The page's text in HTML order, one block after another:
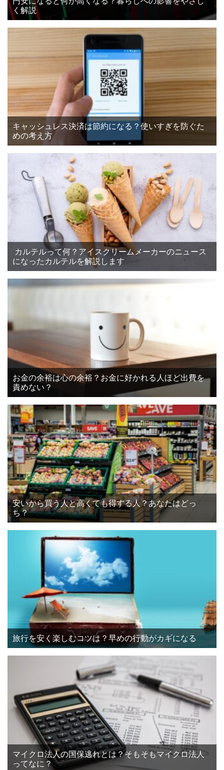
く解説
キャッシュレス決済は節約になる？使いすぎを防ぐた
めの考え方
カルテルって何？アイスクリームメーカーのニュース
になったカルテルを解説します
お金の余裕は心の余裕？お金に好かれる人ほど出費を
責めない？
安いから買う人と高くても得する人？あなたはどっ
ち？
旅行を安く楽しむコツは？早めの行動がカギになる
マイクロ法人の国保逃れとは？そもそもマイクロ法人
ってなに？